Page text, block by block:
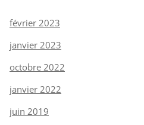
février 2023
janvier 2023
octobre 2022
janvier 2022
juin 2019